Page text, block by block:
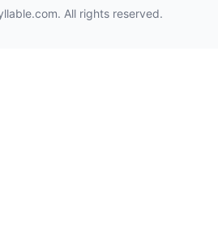
All rights reserved.